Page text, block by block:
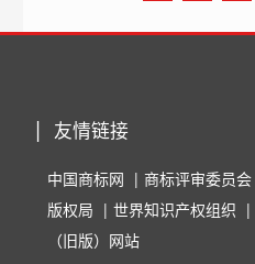
友情链接
中国商标网 商标评审委员会
版权局
世界知识产权组织
（旧版）网站